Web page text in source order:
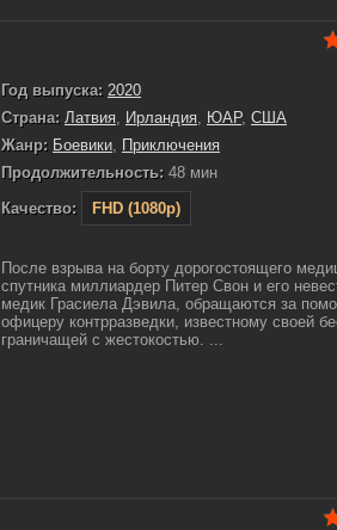
Год выпуска: 2020
Страна: Латвия, Ирландия, ЮАР, США
Жанр: Боевики, Приключения
Продолжительность: 48 мин
Качество:
FHD (1080p)
После взрыва на борту дорогостоящего
спутника миллиардер Питер Свон и его
медик Грасиела Дэвила, обращаются за
офицеру контрразведки, известному своей
граничащей с жестокостью. ...